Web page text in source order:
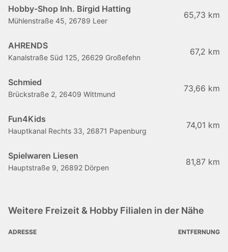
Hobby-Shop Inh. Birgid Hatting
Mühlenstraße 45, 26789 Leer
65,73 km
AHRENDS
Kanalstraße Süd 125, 26629 Großefehn
67,2 km
Schmied
Brückstraße 2, 26409 Wittmund
73,66 km
Fun4Kids
Hauptkanal Rechts 33, 26871 Papenburg
74,01 km
Spielwaren Liesen
Hauptstraße 9, 26892 Dörpen
81,87 km
Weitere Freizeit & Hobby Filialen in der Nähe
ADRESSE ENTFERNUNG